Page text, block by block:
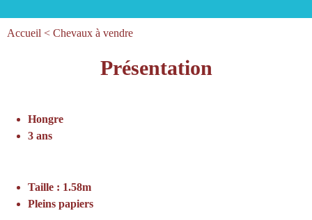
Accueil < Chevaux à vendre
Présentation
Hongre
3 ans
Taille : 1.58m
Pleins papiers